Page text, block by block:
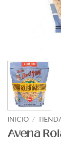
INICIO /
Avena